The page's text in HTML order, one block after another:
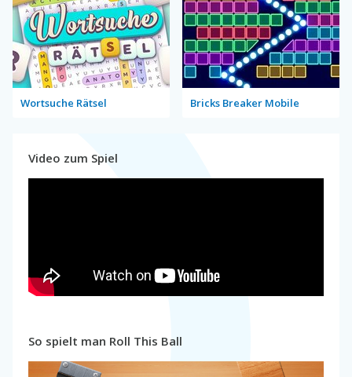
Wortsuche Rätsel Bricks Breaker Mobile
Video zum Spiel
So spielt man Roll This Ball